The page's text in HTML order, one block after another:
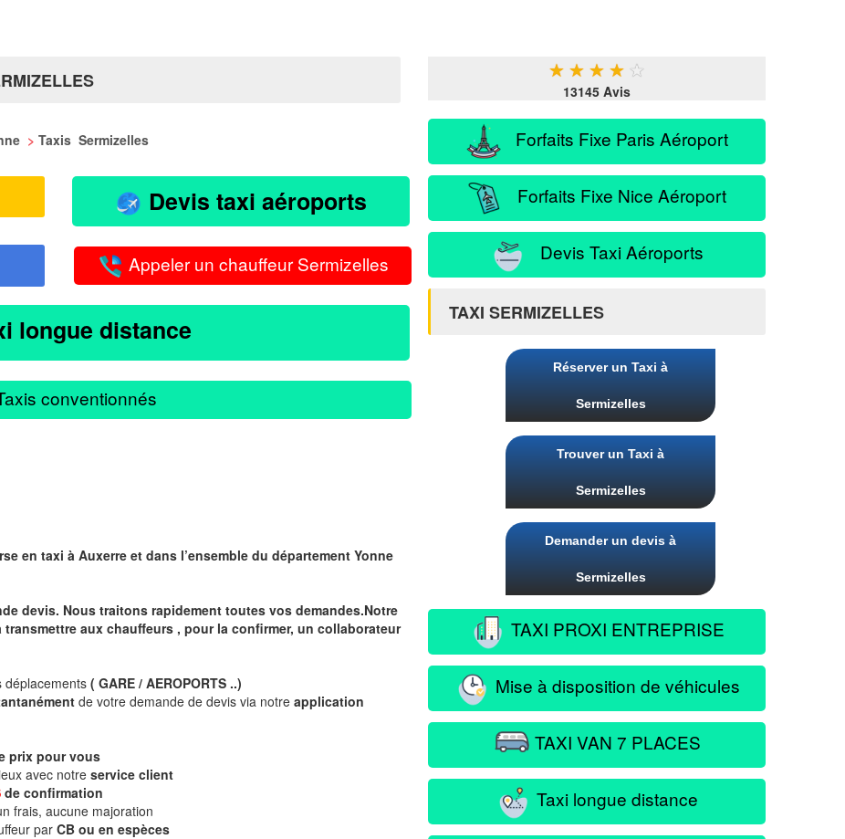
> Taxis Sermizelles
Devis taxi aéroports
Appeler un chauffeur Sermizelles
longue distance
conventionnés
en taxi à Auxerre et dans l’ensemble du département Yonne
devis. Nous traitons rapidement toutes vos demandes.Notre
aux chauffeurs , pour la confirmer, un collaborateur
déplacements ( GARE / AEROPORTS ..)
de votre demande de devis via notre application
prix pour vous
avec notre service client
de confirmation
frais, aucune majoration
par CB ou en espèces
★ ★ ★ ★ ★
13145 Avis
Forfaits Fixe Paris Aéroport
Forfaits Fixe Nice Aéroport
Devis Taxi Aéroports
TAXI SERMIZELLES
Réserver un Taxi à
Sermizelles
Trouver un Taxi à
Sermizelles
Demander un devis à
Sermizelles
TAXI PROXI ENTREPRISE
Mise à disposition de véhicules
TAXI VAN 7 PLACES
Taxi longue distance